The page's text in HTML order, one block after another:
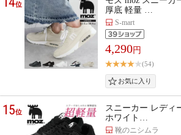
位
厚底 軽量 …
S-mart
4,290円
(54)
15位
スニーカー レディ
ホワイト…
靴のニシムラ